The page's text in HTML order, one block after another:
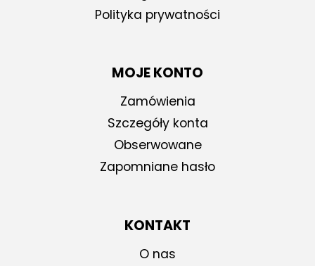
Polityka prywatności
MOJE KONTO
Zamówienia
Szczegóły konta
Obserwowane
Zapomniane hasło
KONTAKT
O nas